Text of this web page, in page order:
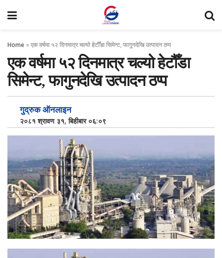
Home »एक वर्षमा ५२ दिनमात्र चल्यो हेटौँडा सिमेन्ट, फागुनदेखि उत्पादन ठप्प
एक वर्षमा ५२ दिनमात्र चल्यो हेटौँडा
सिमेन्ट, फागुनदेखि उत्पादन ठप्प
गुद्रुक ऑनलाइन
२०८१ श्रावण ३१, बिहीबार ०६:०९